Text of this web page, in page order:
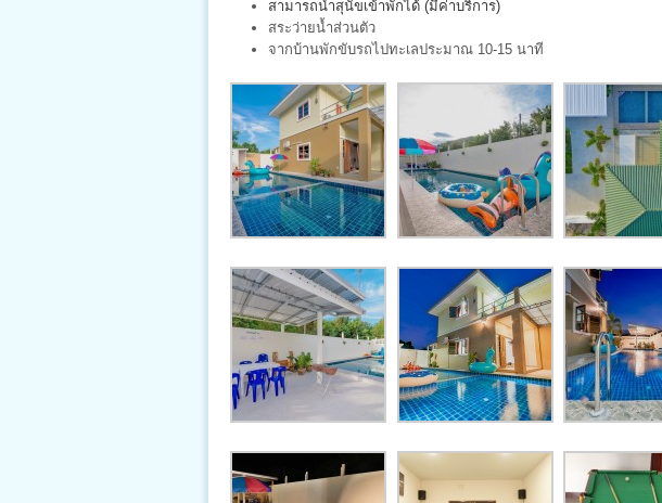
สามารถนำสุนัขเข้าพักได้ (มีค่าบริการ)
สระว่ายน้ำส่วนตัว
จากบ้านพักขับรถไปทะเลประมาณ 10-15 นาที